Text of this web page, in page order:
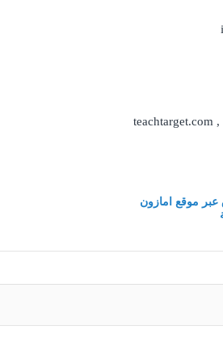
teachtarget.com ,
موقع امازون